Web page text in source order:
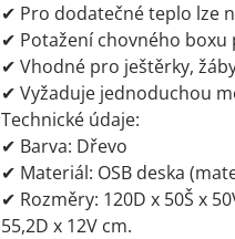
✔ Pro dodatečné teplo lze
✔ Potažení chovného
✔ Vhodné pro ještěrky,
✔ Vyžaduje jednoduchou
Technické údaje:
✔ Barva: Dřevo
✔ Materiál: OSB deska
✔ Rozměry: 120D x 50Š x
55,2D x 12V cm.